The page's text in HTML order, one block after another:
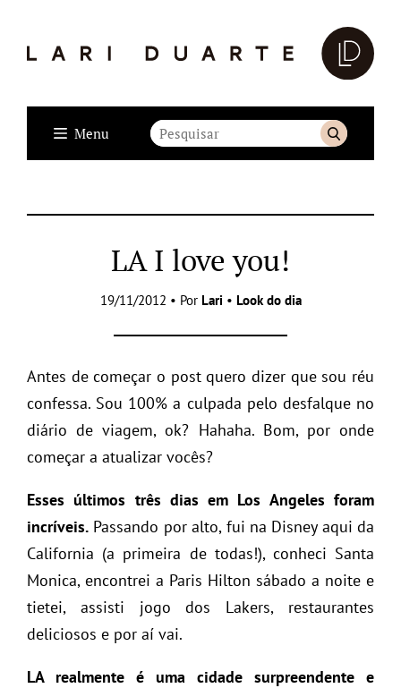
Menu
LA I love you!
19/11/2012 • Por Lari • Look do dia
Antes de começar o post quero dizer que sou réu
confessa. Sou 100% a culpada pelo desfalque no
diário de viagem, ok? Hahaha. Bom, por onde
começar a atualizar vocês?
Esses últimos três dias em Los Angeles foram
incríveis. Passando por alto, fui na Disney aqui da
California (a primeira de todas!), conheci Santa
Monica, encontrei a Paris Hilton sábado a noite e
tietei, assisti jogo dos Lakers, restaurantes
deliciosos e por aí vai.
LA realmente é uma cidade surpreendente e